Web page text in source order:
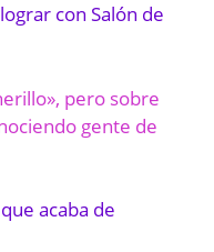
con Salón de
pero sobre
gente de
acaba de